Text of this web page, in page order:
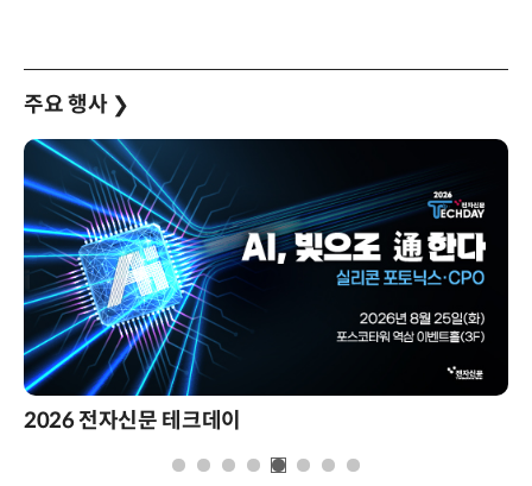
주요 행사 ❯
2026 전자신문 테크데이